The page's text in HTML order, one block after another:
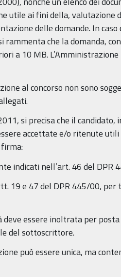
utile ai fini della, valutazione
delle domande. In
che la domanda,
a 10 MB.
al concorso non sono
si precisa che il candidato,
accettate e/o ritenute
indicati nell’art. 46 del DPR
19 e 47 del DPR 445/00,
essere inoltrata per
del sottoscrittore.
può essere unica, ma